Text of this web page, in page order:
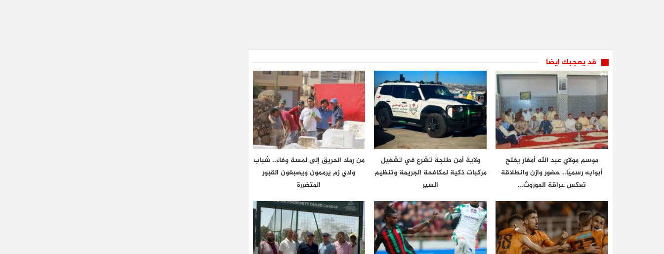
قد يعجبك ايضا
موسم مولاي عبد الله أمغار يفتح
أبوابه رسميًا.. حضور وازن وانطلاقة
تعكس عراقة الموروث…
ولاية أمن طنجة تشرع في تشغيل
مركبات ذكية لمكافحة الجريمة وتنظيم
السير
من رماد الحريق إلى لمسة وفاء.. شباب
وادي زم يرممون ويصبغون القبور
المتضررة